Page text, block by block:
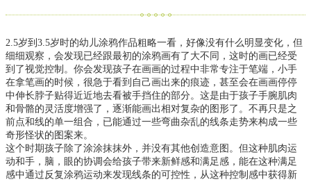
2.5岁到3.5岁时的幼儿涂鸦作品粗略一看，好像没有什么明显变化，但
细细观察，会发现已经跟最初的涂鸦画有了大不同，这时的画已经受
到了视觉控制。 你会发现孩子在画画的过程中非常专注于笔端，小手
在拿笔画的时候，很急于看到自己画出来的痕迹，甚至会在画画停停
中伸长脖子贴得近近地去看被手挡住的部分。 这是由于孩子手腕肌肉
和骨骼的灵活度增强了，逐渐能画出相对复杂的图形了。 不再只是之
前点和线的单一组合，已能通过一些弯曲杂乱的线条走势来构成一些
奇形怪状的图案来。
这个时期孩子除了涂涂抹抹外，并没有其他创造意图。但这种肌肉运
动和手，脑，眼的协调会给孩子带来新鲜感和满足感，能在这种满足
感中通过反复涂鸦运动来发现线条的可控性，从这种控制感中获得新